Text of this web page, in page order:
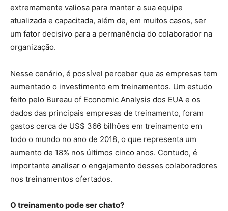
extremamente valiosa para manter a sua equipe
atualizada e capacitada, além de, em muitos casos, ser
um fator decisivo para a permanência do colaborador na
organização.
Nesse cenário, é possível perceber que as empresas tem
aumentado o investimento em treinamentos. Um estudo
feito pelo Bureau of Economic Analysis dos EUA e os
dados das principais empresas de treinamento, foram
gastos cerca de US$ 366 bilhões em treinamento em
todo o mundo no ano de 2018, o que representa um
aumento de 18% nos últimos cinco anos. Contudo, é
importante analisar o engajamento desses colaboradores
nos treinamentos ofertados.
O treinamento pode ser chato?